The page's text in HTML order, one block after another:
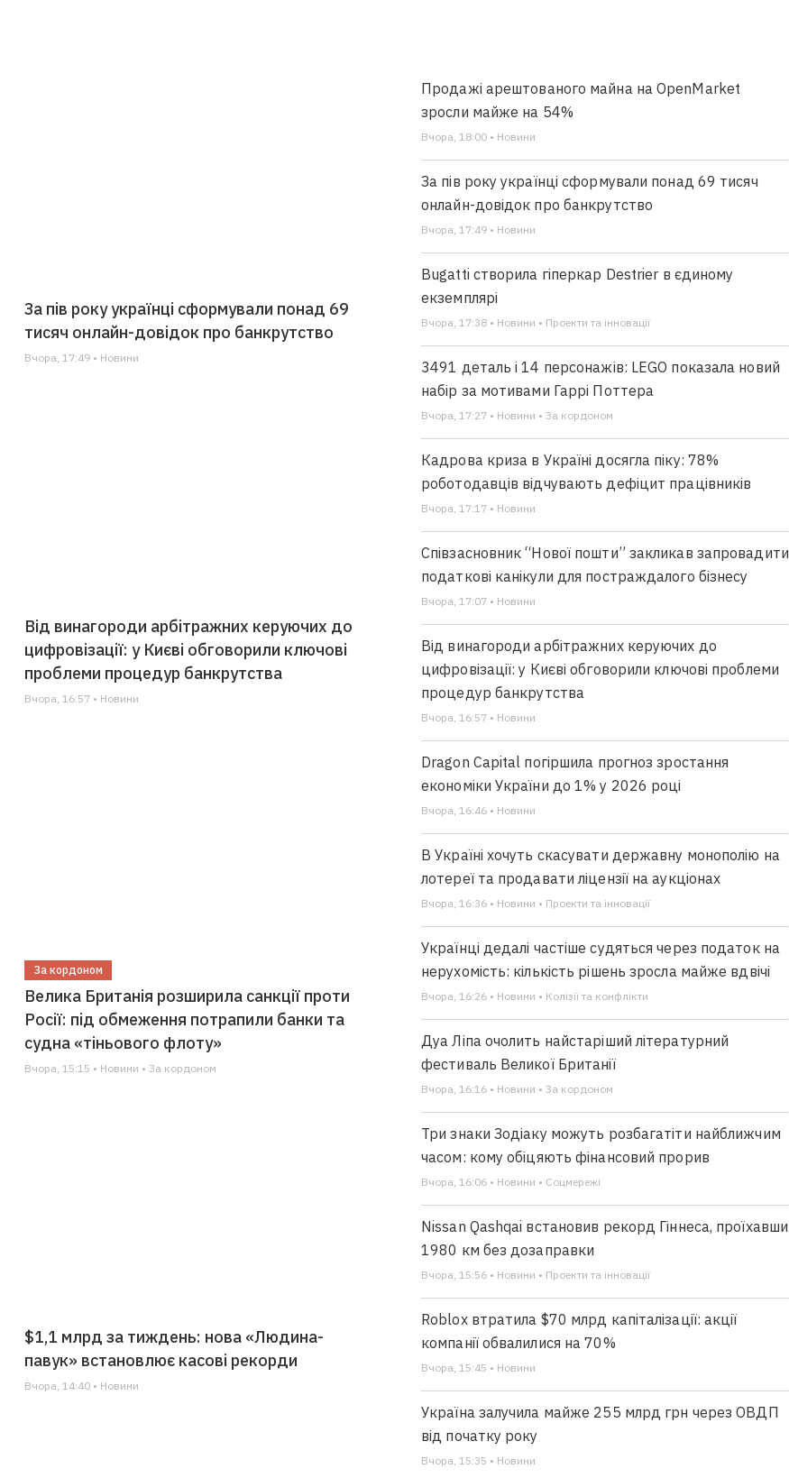
За пів року українці сформували понад 69
тисяч онлайн-довідок про банкрутство
Вчора, 17:49 • Новини
Від винагороди арбітражних керуючих до
цифровізації: у Києві обговорили ключові
проблеми процедур банкрутства
Вчора, 16:57 • Новини
За кордоном
Велика Британія розширила санкції проти
Росії: під обмеження потрапили банки та
судна «тіньового флоту»
Вчора, 15:15 • Новини • За кордоном
$1,1 млрд за тиждень: нова «Людина-
павук» встановлює касові рекорди
Вчора, 14:40 • Новини
Продажі арештованого майна на OpenMarket
зросли майже на 54%
Вчора, 18:00 • Новини
За пів року українці сформували понад 69 тисяч
онлайн-довідок про банкрутство
Вчора, 17:49 • Новини
Bugatti створила гіперкар Destrier в єдиному
екземплярі
Вчора, 17:38 • Новини • Проекти та інновації
3491 деталь і 14 персонажів: LEGO показала новий
набір за мотивами Гаррі Поттера
Вчора, 17:27 • Новини • За кордоном
Кадрова криза в Україні досягла піку: 78%
роботодавців відчувають дефіцит працівників
Вчора, 17:17 • Новини
Співзасновник “Нової пошти” закликав запровадити
податкові канікули для постраждалого бізнесу
Вчора, 17:07 • Новини
Від винагороди арбітражних керуючих до
цифровізації: у Києві обговорили ключові проблеми
процедур банкрутства
Вчора, 16:57 • Новини
Dragon Capital погіршила прогноз зростання
економіки України до 1% у 2026 році
Вчора, 16:46 • Новини
В Україні хочуть скасувати державну монополію на
лотереї та продавати ліцензії на аукціонах
Вчора, 16:36 • Новини • Проекти та інновації
Українці дедалі частіше судяться через податок на
нерухомість: кількість рішень зросла майже вдвічі
Вчора, 16:26 • Новини • Колізії та конфлікти
Дуа Ліпа очолить найстаріший літературний
фестиваль Великої Британії
Вчора, 16:16 • Новини • За кордоном
Три знаки Зодіаку можуть розбагатіти найближчим
часом: кому обіцяють фінансовий прорив
Вчора, 16:06 • Новини • Соцмережі
Nissan Qashqai встановив рекорд Гіннеса, проїхавши
1980 км без дозаправки
Вчора, 15:56 • Новини • Проекти та інновації
Roblox втратила $70 млрд капіталізації: акції
компанії обвалилися на 70%
Вчора, 15:45 • Новини
Україна залучила майже 255 млрд грн через ОВДП
від початку року
Вчора, 15:35 • Новини